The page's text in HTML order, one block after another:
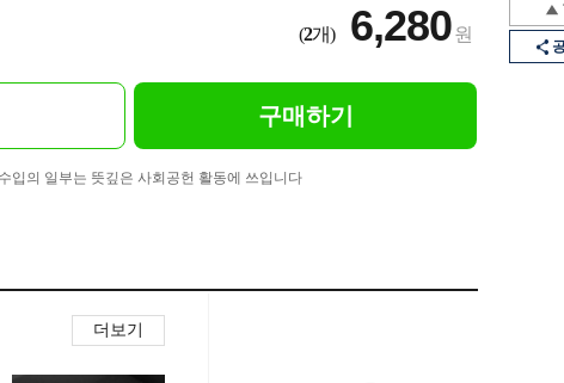
(2개) 6,280원
구매하기
입의 일부는 뜻깊은 사회공헌 활동에 쓰입니다
더보기